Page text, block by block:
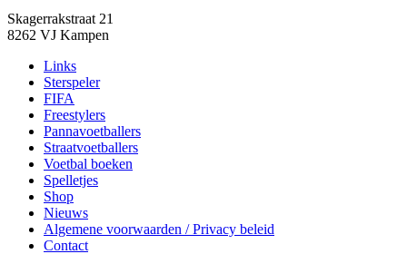
Skagerrakstraat 21
8262 VJ Kampen
Links
Sterspeler
FIFA
Freestylers
Pannavoetballers
Straatvoetballers
Voetbal boeken
Spelletjes
Shop
Nieuws
Algemene voorwaarden / Privacy beleid
Contact